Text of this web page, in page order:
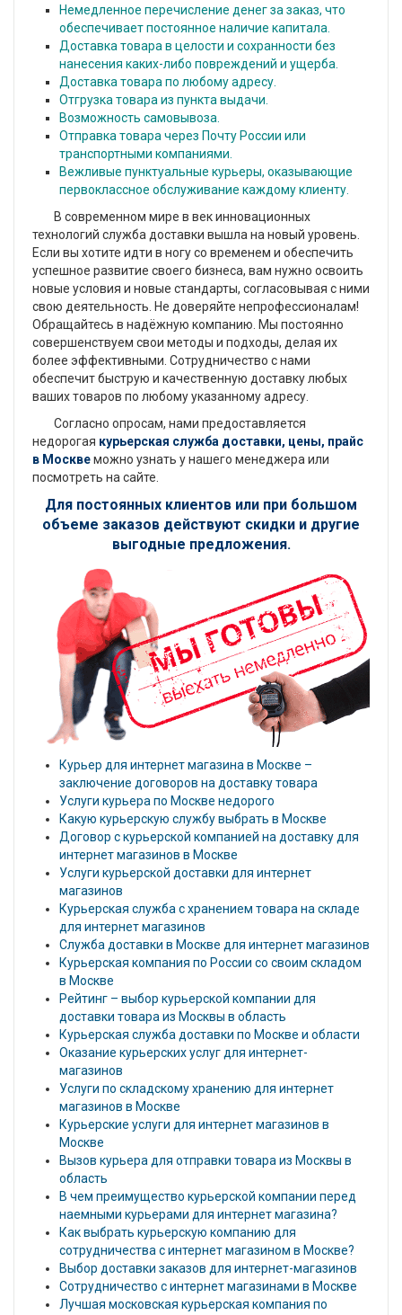
Немедленное перечисление денег за заказ, что
обеспечивает постоянное наличие капитала.
Доставка товара в целости и сохранности без
нанесения каких-либо повреждений и ущерба.
Доставка товара по любому адресу.
Отгрузка товара из пункта выдачи.
Возможность самовывоза.
Отправка товара через Почту России или
транспортными компаниями.
Вежливые пунктуальные курьеры, оказывающие
первоклассное обслуживание каждому клиенту.
В современном мире в век инновационных
технологий служба доставки вышла на новый уровень.
Если вы хотите идти в ногу со временем и обеспечить
успешное развитие своего бизнеса, вам нужно освоить
новые условия и новые стандарты, согласовывая с ними
свою деятельность. Не доверяйте непрофессионалам!
Обращайтесь в надёжную компанию. Мы постоянно
совершенствуем свои методы и подходы, делая их
более эффективными. Сотрудничество с нами
обеспечит быструю и качественную доставку любых
ваших товаров по любому указанному адресу.
Согласно опросам, нами предоставляется
недорогая курьерская служба доставки, цены, прайс
в Москвеможно узнать у нашего менеджера или
посмотреть на сайте.
Для постоянных клиентов или при большом
объеме заказов действуют скидки и другие
выгодные предложения.
Курьер для интернет магазина в Москве –
заключение договоров на доставку товара
Услуги курьера по Москве недорого
Какую курьерскую службу выбрать в Москве
Договор с курьерской компанией на доставку для
интернет магазинов в Москве
Услуги курьерской доставки для интернет
магазинов
Курьерская служба с хранением товара на складе
для интернет магазинов
Служба доставки в Москве для интернет магазинов
Курьерская компания по России со своим складом
в Москве
Рейтинг – выбор курьерской компании для
доставки товара из Москвы в область
Курьерская служба доставки по Москве и области
Оказание курьерских услуг для интернет-
магазинов
Услуги по складскому хранению для интернет
магазинов в Москве
Курьерские услуги для интернет магазинов в
Москве
Вызов курьера для отправки товара из Москвы в
область
В чем преимущество курьерской компании перед
наемными курьерами для интернет магазина?
Как выбрать курьерскую компанию для
сотрудничества с интернет магазином в Москве?
Выбор доставки заказов для интернет-магазинов
Сотрудничество с интернет магазинами в Москве
Лучшая московская курьерская компания по